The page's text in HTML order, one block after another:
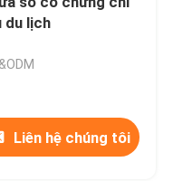
du lịch
Liên hệ chúng tôi